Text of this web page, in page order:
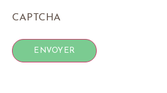
CAPTCHA